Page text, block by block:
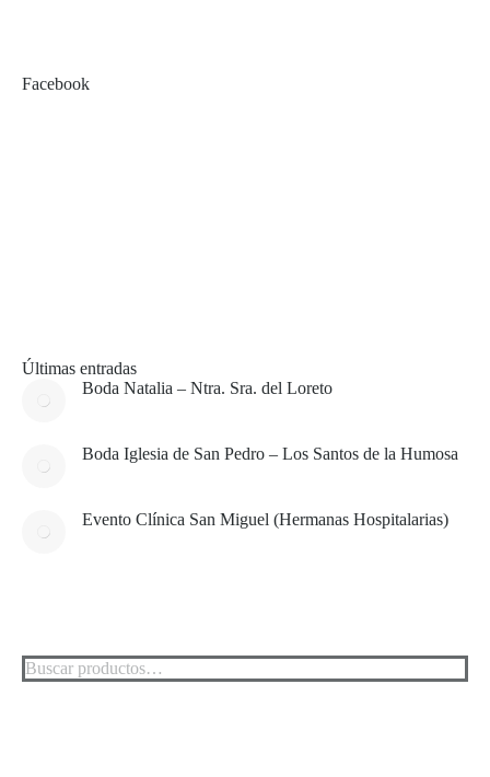
Facebook
Últimas entradas
Boda Natalia – Ntra. Sra. del Loreto
Boda Iglesia de San Pedro – Los Santos de la Humosa
Evento Clínica San Miguel (Hermanas Hospitalarias)